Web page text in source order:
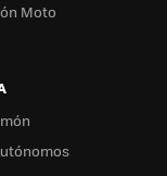
Moto